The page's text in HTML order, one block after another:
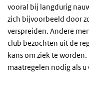
vooral bij langdurig
zich bijvoorbeeld door
verspreiden. Andere
club bezochten uit de
kans om ziek te
maatregelen nodig als